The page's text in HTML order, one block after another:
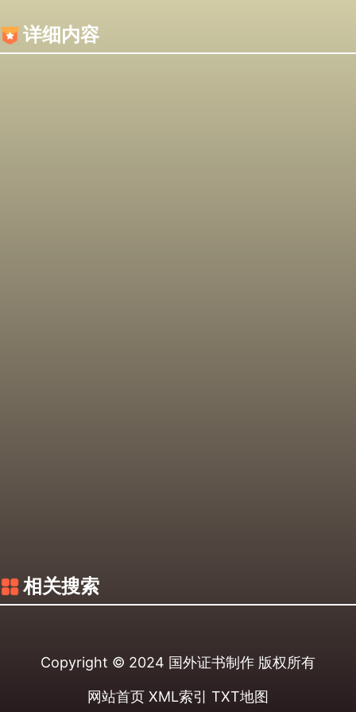
详细内容
相关搜索
Copyright © 2024 国外证书制作 版权所有
网站首页 XML索引 TXT地图